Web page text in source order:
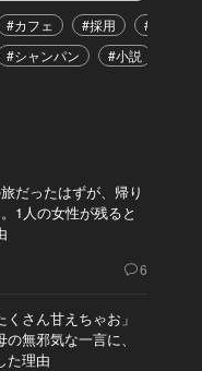
#カフェ #採用
#恋愛
#シャンパン #小説
だったはずが、帰り
1人の女性が残ると
6
くさん甘えちゃお」
無邪気な一言に、
た理由